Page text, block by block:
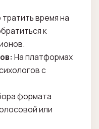
время на
к
На платформах
с
формата
или